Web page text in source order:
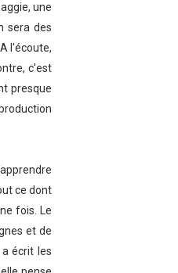
une
sera des
l'écoute,
c'est
presque
ce dont
fois. Le
et de
écrit les